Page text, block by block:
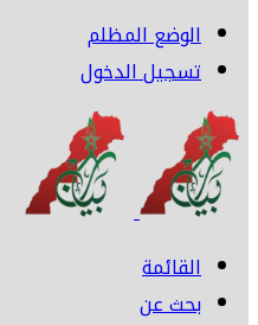
الوضع المظلم
تسجيل الدخول
القائمة
بحث عن